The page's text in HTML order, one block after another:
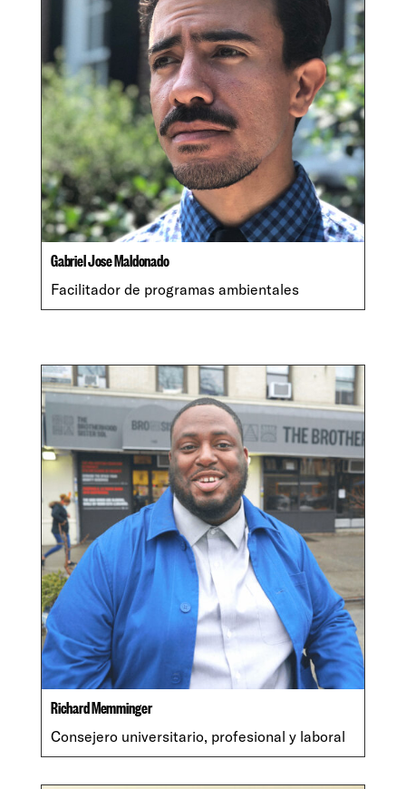
Gabriel Jose Maldonado
Facilitador de programas ambientales
Richard Memminger
Consejero universitario, profesional y laboral